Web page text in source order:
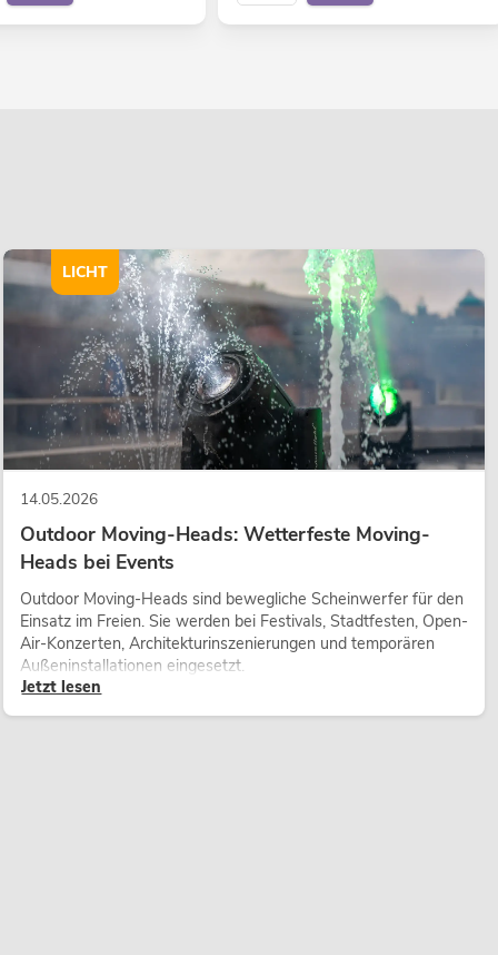
14.05.2026
Outdoor Moving-Heads: Wetterfeste Moving-
Heads bei Events
Outdoor Moving-Heads sind bewegliche Scheinwerfer für den
Einsatz im Freien. Sie werden bei Festivals, Stadtfesten, Open-
Air-Konzerten, Architekturinszenierungen und temporären
Außeninstallationen eingesetzt.
Jetzt lesen
LICHT